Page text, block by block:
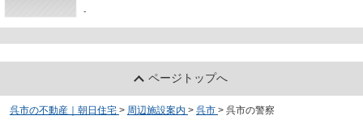
-
ページトップへ
呉市の不動産｜朝日住宅 > 周辺施設案内 > 呉市 > 呉市の警察